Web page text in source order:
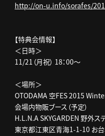
http://on-u.info/sorafes/
【特典会情報】
＜日時＞
11/21（月祝） 18：00～
＜場所＞
OTODAMA 空FES 2015
会場内物販ブース（予定）
H.L.N.A SKYGARDEN 野外ス
東京都江東区青海1-1-10 お台